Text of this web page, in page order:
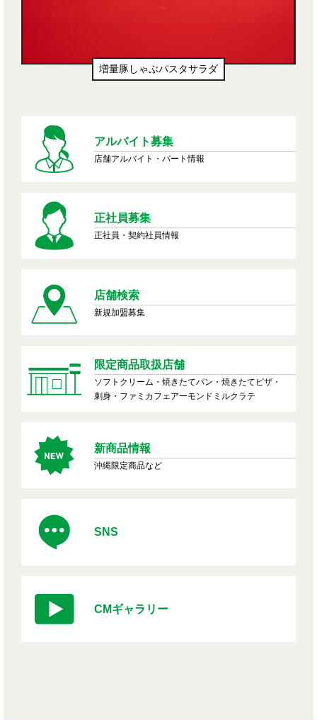
増量豚しゃぶパスタサラダ
アルバイト募集
店舗アルバイト・パート情報
正社員募集
正社員・契約社員情報
店舗検索
新規加盟募集
限定商品取扱店舗
ソフトクリーム・焼きたてパン・焼きたてピザ・
刺身・ファミカフェアーモンドミルクラテ
新商品情報
沖縄限定商品など
SNS
CMギャラリー